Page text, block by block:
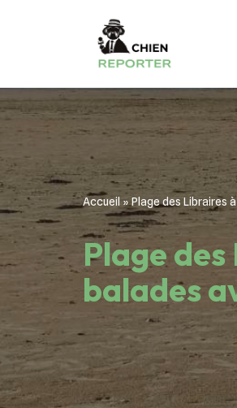
contenu
Accueil »Plage des Libraires
Plage
balades